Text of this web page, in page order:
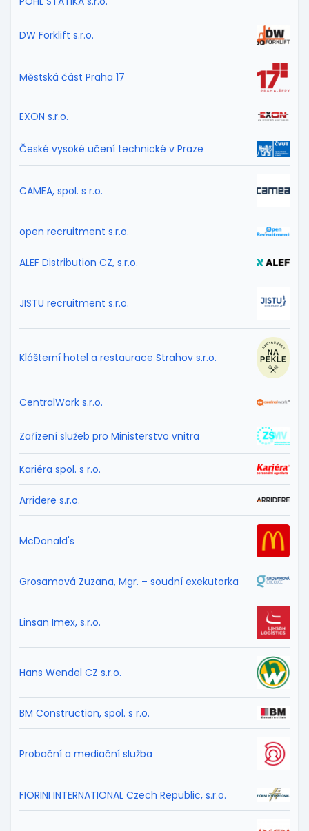
DW Forklift s.r.o.
Městská část Praha 17
EXON s.r.o.
České vysoké učení technické v Praze
CAMEA, spol. s r.o.
open recruitment s.r.o.
ALEF Distribution CZ, s.r.o.
JISTU recruitment s.r.o.
Klášterní hotel a restaurace Strahov s.r.o.
CentralWork s.r.o.
Zařízení služeb pro Ministerstvo vnitra
Kariéra spol. s r.o.
Arridere s.r.o.
McDonald's
Grosamová Zuzana, Mgr. – soudní exekutorka
Linsan Imex, s.r.o.
Hans Wendel CZ s.r.o.
BM Construction, spol. s r.o.
Probační a mediační služba
FIORINI INTERNATIONAL Czech Republic, s.r.o.